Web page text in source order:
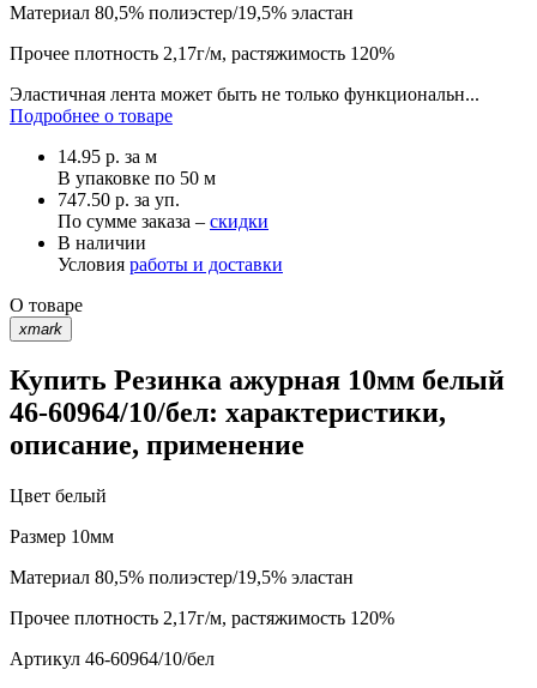
Материал 80,5% полиэстер/19,5% эластан
Прочее плотность 2,17г/м, растяжимость 120%
Эластичная лента может быть не только функциональн...
Подробнее о товаре
14.95 р. за м
В упаковке по 50 м
747.50 р. за уп.
По сумме заказа – скидки
В наличии
Условия работы и доставки
О товаре
xmark
Купить Резинка ажурная 10мм белый
46-60964/10/бел: характеристики,
описание, применение
Цвет белый
Размер 10мм
Материал 80,5% полиэстер/19,5% эластан
Прочее плотность 2,17г/м, растяжимость 120%
Артикул 46-60964/10/бел